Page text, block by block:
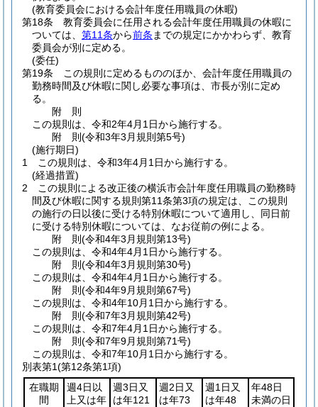
(教育委員会における会計年度任用職員の休暇)
第18条
教育委員会に任用される会計年度任用職員の休暇に
ついては、 第11条から前条 までの規定にかかわらず、教育
委員会が別に定める。
(委任)
第19条
この規則に定めるもののほか、会計年度任用職員の
勤務時間及び休暇に関し必要な事項は、市長が別に定め
る。
附 則
この規則は、令和2年4月1日から施行する。
附 則(令和3年3月規則第5号)
(施行期日)
1
この規則は、令和3年4月1日から施行する。
(経過措置)
2
この規則による改正後の横浜市会計年度任用職員の勤務時
間及び休暇に関する規則第11条第3項の規定は、この規則
の施行の日以後に受ける特別休暇について適用し、同日前
に受ける特別休暇については、なお従前の例による。
附 則(令和4年3月規則第13号)
この規則は、令和4年4月1日から施行する。
附 則(令和4年3月規則第30号)
この規則は、令和4年4月1日から施行する。
附 則(令和4年9月規則第67号)
この規則は、令和4年10月1日から施行する。
附 則(令和7年3月規則第42号)
この規則は、令和7年4月1日から施行する。
附 則(令和7年9月規則第71号)
この規則は、令和7年10月1日から施行する。
別表第1(第12条第1項)
在職期
間
週4日以
上又は年
週3日又
は年121
週2日又
は年73
週1日又
は年48
年48日
未満の日